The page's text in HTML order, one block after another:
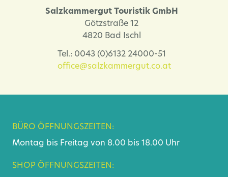
Salzkammergut Touristik GmbH
Götzstraße 12
4820 Bad Ischl
Tel.: 0043 (0)6132 24000-51
office@salzkammergut.co.at
BÜRO ÖFFNUNGSZEITEN:
Montag bis Freitag von 8.00 bis 18.00 Uhr
SHOP ÖFFNUNGSZEITEN: